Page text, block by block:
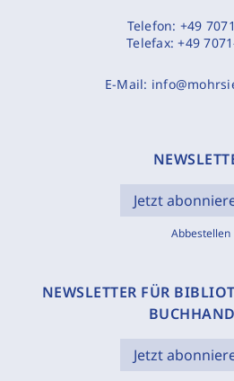
Telefon: +49
Telefax:+49
E-Mail:
Jetzt
Abbestellen
NEWSLETTER FÜR
Jetzt